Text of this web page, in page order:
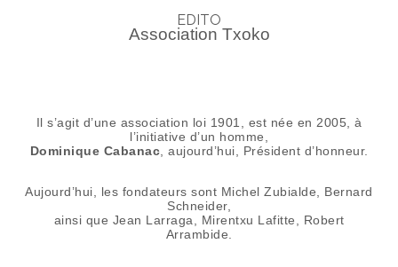
EDITO
Association Txoko
Il s’agit d’une association loi 1901, est née en 2005, à
l’initiative d’un homme,
Dominique Cabanac , aujourd’hui, Président d’honneur.
Aujourd’hui, les fondateurs sont Michel Zubialde, Bernard
Schneider,
ainsi que Jean Larraga, Mirentxu Lafitte, Robert
Arrambide.